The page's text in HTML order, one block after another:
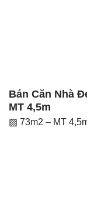
Bán Căn Nhà
MT 4,5m
▨ 73m2 – MT